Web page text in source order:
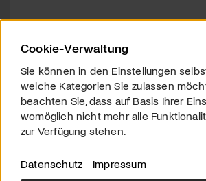
Cookie-Verwaltung
Sie können in den Einstellungen
welche Kategorien Sie zulassen
beachten Sie, dass auf Basis Ihrer
womöglich nicht mehr alle
zur Verfügung stehen.
Datenschutz Impressum